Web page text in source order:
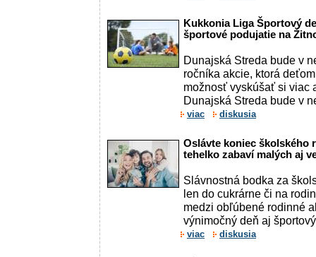
Kukkonia Liga Športový
športové podujatie na
Dunajská Streda bude v
ročníka akcie, ktorá
možnosť vyskúšať si viac
Dunajská Streda bude v
viac diskusia
Oslávte koniec školského
tehelko zabaví malých aj
Slávnostná bodka za
len do cukrárne či na
medzi obľúbené rodinné
výnimočný deň aj
viac diskusia